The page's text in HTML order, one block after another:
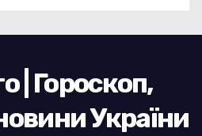
| Гороскоп,
України